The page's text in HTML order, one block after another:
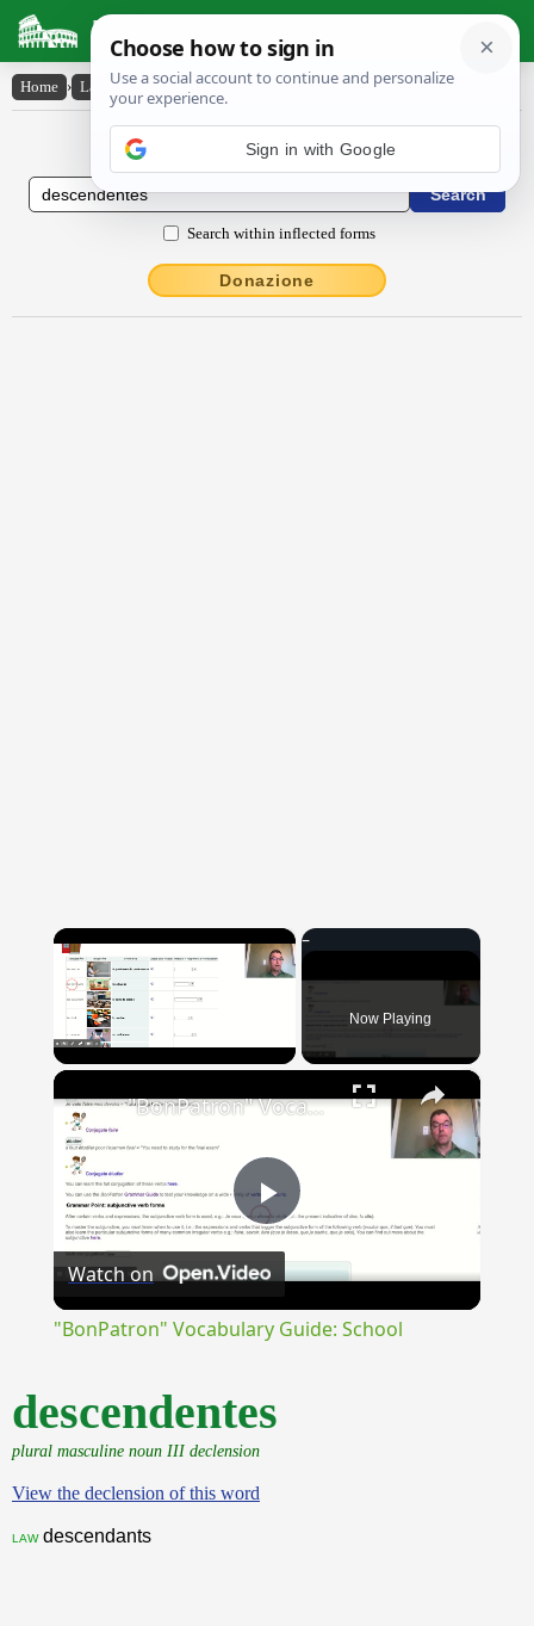
Latin Dictionary
Home › Latin-English › descendentes
Latin to English Dictionary
Search within inflected forms
Donazione
×
Now Playing
×
Play
"BonPatron" Vocabulary Guide: School
Watch on
"BonPatron" Vocabulary Guide: School
descendentes
plural masculine noun III declension
View the declension of this word
lawdescendants